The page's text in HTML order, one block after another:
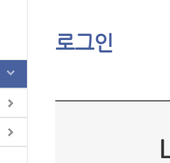
로그인
L